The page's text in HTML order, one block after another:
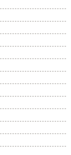
始まりました
ょう
さて
ダーしたウェ